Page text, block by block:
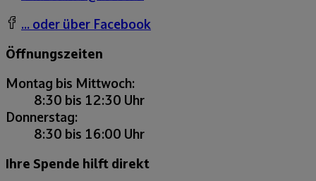
... oder über Facebook
Öffnungszeiten
Montag bis Mittwoch:
8:30 bis 12:30 Uhr
Donnerstag:
8:30 bis 16:00 Uhr
Ihre Spende hilft direkt